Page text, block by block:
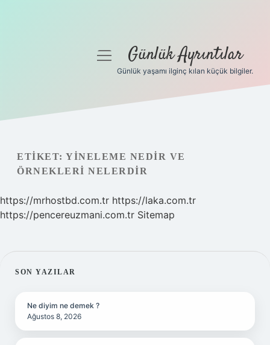
Gizlilik Politikası
Hakkımızda
menüyüGünlük Ayrıntılar
Günlük yaşamı ilginç kılan küçük bilgiler.
ETIKET: YINELEME NEDIR VE
ÖRNEKLERI NELERDIR
https://mrhostbd.com.tr https://laka.com.tr
https://pencereuzmani.com.tr Sitemap
SIDEBAR
SON YAZILAR
Ne diyim ne demek ?
Ağustos 8, 2026